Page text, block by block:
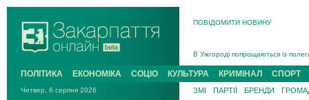
ПОВІДОМИТИ НОВИНУ
В Ужгороді попрощаються із
В Ужгороді 5 серпня
Підтвердили загибель
На війні з рф поліг військовий з
ПОЛІТИКА ЕКОНОМІКА СОЦІО КУЛЬТУРА КРИМІНАЛ СПОРТ
Четвер, 6 серпня 2026 ЗМІ ПАРТІЇ БРЕНДИ